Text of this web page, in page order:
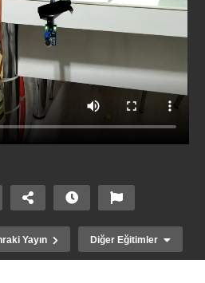
Yayın Diğer Eğitimler